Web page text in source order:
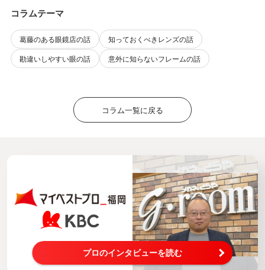
コラムテーマ
葛藤のある眼鏡店の話
知っておくべきレンズの話
勘違いしやすい眼の話
意外に知らないフレームの話
コラム一覧に戻る
プロのインタビューを読む